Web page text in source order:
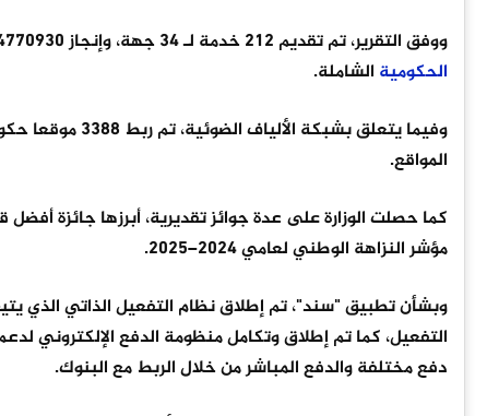
ووفق التقرير، تم تقديم 212 خدمة لـ 34 جهة، وإنجاز 4770930 معاملة لـ 1902014 زائر مع تحقيق معدل رضا بلغ 98 بالمئة في مراكز
الحكومية الشاملة.
وفيما يتعلق
المواقع.
مؤشر النزاهة الوطني لعامي 2024–2025.
وبشأن تطبيق "سند"، تم إطلاق نظام التفعيل الذاتي الذي
التفعيل، كما تم إطلاق وتكامل منظومة الدفع
دفع مختلفة والدفع المباشر من خلال الربط مع البنوك.